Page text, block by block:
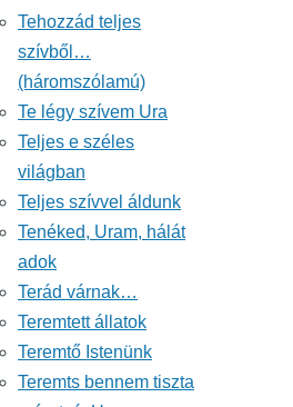
Tehozzád teljes
szívből…
(háromszólamú)
Te légy szívem Ura
Teljes e széles
világban
Teljes szívvel áldunk
Tenéked, Uram, hálát
adok
Terád várnak…
Teremtett állatok
Teremtő Istenünk
Teremts bennem tiszta